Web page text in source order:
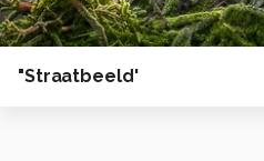
"Straatbeeld'